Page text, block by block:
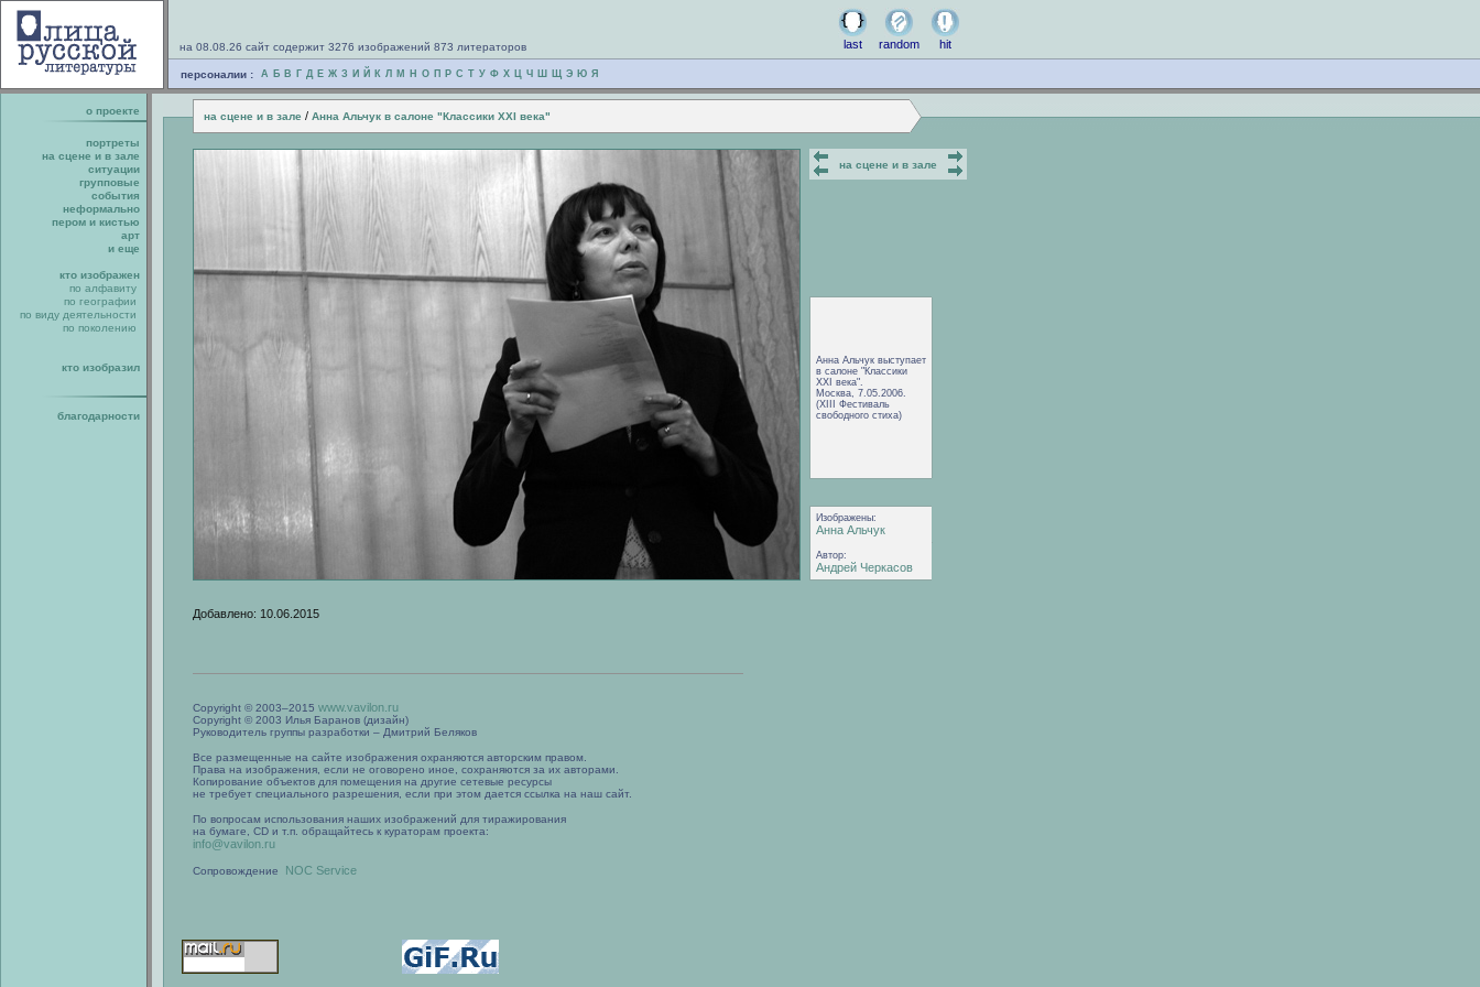
на 08.08.26 сайт содержит 3276 изображений 873 литераторов last random hit
персоналии : А Б В Г Д Е Ж З И Й К Л М Н О П Р С Т У Ф Х Ц Ч Ш Щ Э Ю Я
о проекте на сцене и в зале / Анна Альчук в салоне "Классики XXI века"
портреты
на сцене и в зале
ситуации
групповые
события
неформально
пером и кистью
арт
и еще
кто изображен
по алфавиту
по географии
по виду деятельности
по поколению
кто изобразил
благодарности
на сцене и в зале
Анна Альчук выступает
в салоне "Классики
XXI века".
Москва, 7.05.2006.
(XIII Фестиваль
свободного стиха)
Изображены:
Анна Альчук
Автор:
Андрей Черкасов
Добавлено: 10.06.2015
Copyright © 2003–2015 www.vavilon.ru
Copyright © 2003 Илья Баранов (дизайн)
Руководитель группы разработки – Дмитрий Беляков
Все размещенные на сайте изображения охраняются авторским правом.
Права на изображения, если не оговорено иное, сохраняются за их авторами.
Копирование объектов для помещения на другие сетевые ресурсы
не требует специального разрешения, если при этом дается ссылка на наш сайт.
По вопросам использования наших изображений для тиражирования
на бумаге, CD и т.п. обращайтесь к кураторам проекта:
info@vavilon.ru
Сопровождение NOC Service